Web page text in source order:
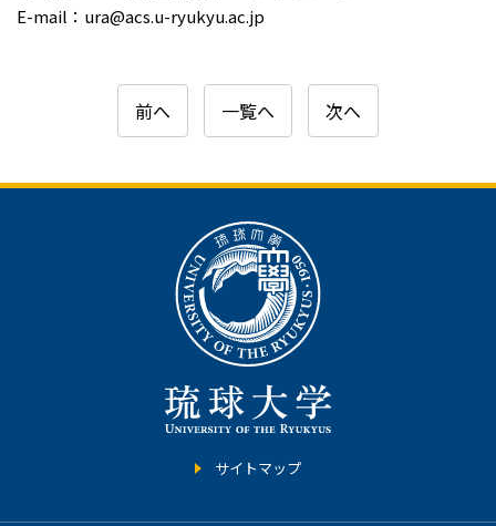
E-mail：ura@acs.u-ryukyu.ac.jp
前へ 一覧へ 次へ
サイトマップ